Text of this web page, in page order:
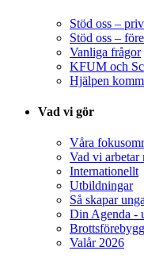
Stöd oss –
Stöd oss –
Vanliga frågor
KFUM och
Hjälpen
Vad vi gör
Våra
Vad vi arbetar
Internationellt
Utbildningar
Så skapar
Din Agenda -
Valår 2026